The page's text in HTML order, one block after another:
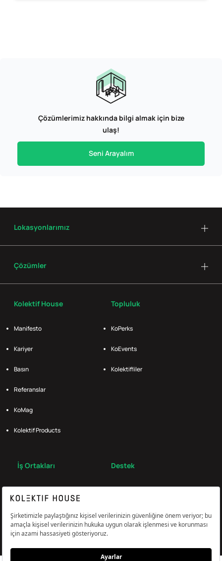
Çözümlerimiz hakkında bilgi almak için bize
ulaş!
Seni Arayalım
Kolektif House
Manifesto
Kariyer
Basın
Referanslar
KoMag
Kolektif Products
Topluluk
KoPerks
KoEvents
Kolektifliler
İş Ortakları Destek
Lokasyonlarımız
Çözümler